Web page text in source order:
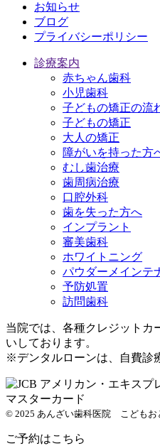
お知らせ
ブログ
プライバシーポリシー
診療案内
赤ちゃん歯科
小児歯科
子どもの矯正の流
子どもの矯正
大人の矯正
障がいを持った方
むし歯治療
歯周病治療
口腔外科
歯を失った方へ
インプラント
審美歯科
ホワイトニング
パウダーメインテ
予防処置
訪問歯科
当院では、各種クレジットカ
いしております。
※デンタルローンは、自費診
© 2025 あんざい歯科医院 こどもお
ご予約はこちら